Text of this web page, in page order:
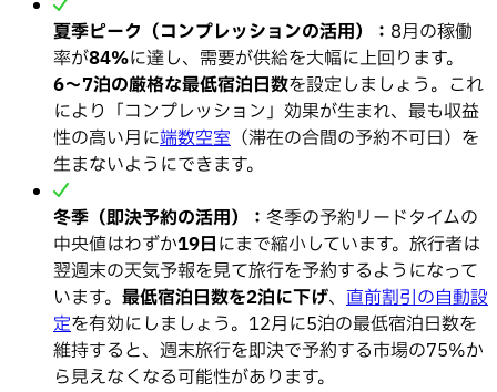
夏季ピーク（コンプレッションの活用）： 8月の稼働
率が84%に達し、需要が供給を大幅に上回ります。
6〜7泊の厳格な最低宿泊日数を設定しましょう。これ
により「コンプレッション」効果が生まれ、最も収益
性の高い月に端数空室 （滞在の合間の予約不可日）を
生まないようにできます。
冬季（即決予約の活用）： 冬季の予約リードタイムの
中央値はわずか19日にまで縮小しています。旅行者は
翌週末の天気予報を見て旅行を予約するようになって
います。 最低宿泊日数を2泊に下げ、 直前割引の自動設
定を有効にしましょう。12月に5泊の最低宿泊日数を
維持すると、週末旅行を即決で予約する市場の75%か
ら見えなくなる可能性があります。